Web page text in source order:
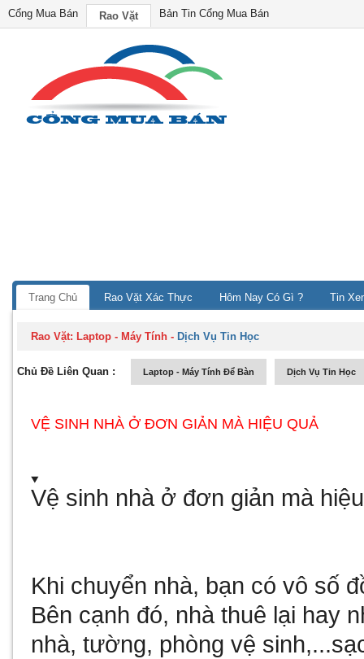
Cổng Mua Bán Rao Vặt Bản Tin Cổng Mua Bán
Trang Chủ Rao Vặt Xác Thực Hôm Nay Có Gì ? Tin
Rao Vặt: Laptop - Máy Tính - Dịch Vụ Tin Học
Chủ Đề Liên Quan : Laptop - Máy Tính Để Bàn Dịch Vụ Tin Học
VỆ SINH NHÀ Ở ĐƠN GIẢN MÀ HIỆU QUẢ
Vệ sinh nhà ở đơn giản mà
Khi chuyển nhà, bạn có vô số
Bên cạnh đó, nhà thuê lại hay
nhà, tường, phòng vệ